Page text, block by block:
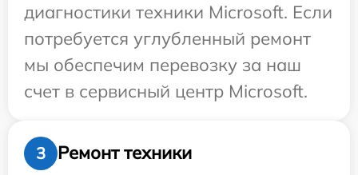
диагностики техники Microsoft. Если
потребуется углубленный ремонт
мы обеспечим перевозку за наш
счет в сервисный центр Microsoft.
3
Ремонт техники